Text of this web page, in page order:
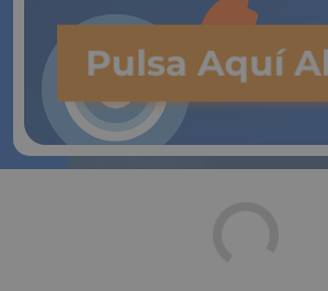
Pulsa Aquí